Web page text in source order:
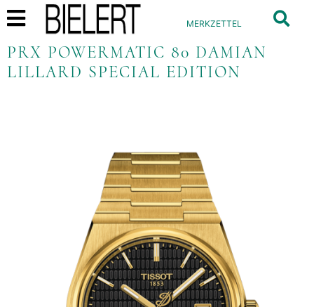
MERKZETTEL
PRX POWERMATIC 80 DAMIAN
LILLARD SPECIAL EDITION